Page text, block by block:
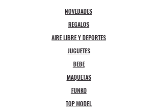
NOVEDADES
REGALOS
AIRE LIBRE Y DEPORTES
JUGUETES
BEBE
MAQUETAS
FUNKO
TOP MODEL